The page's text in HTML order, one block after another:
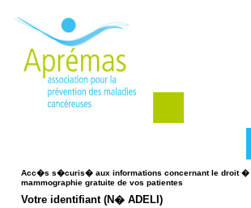
Acc�s s�curis� aux informations concernant le droit �
mammographie gratuite de vos patientes
Votre identifiant (N� ADELI)